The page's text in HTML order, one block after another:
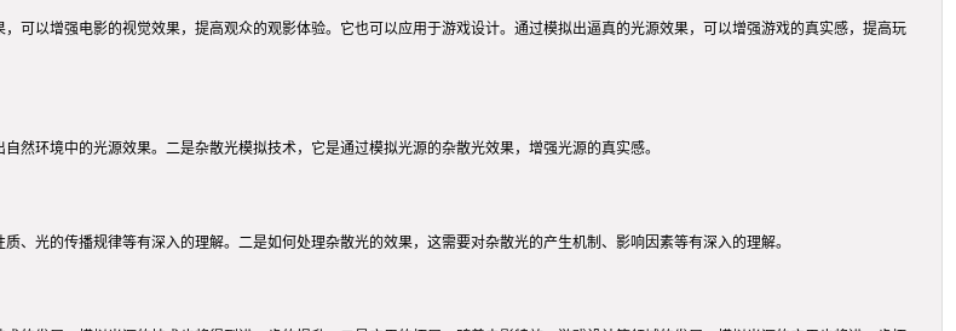
可以增强电影的视觉效果，提高观众的观影体验。它也可以应用于游戏设计。通过模拟出逼真的光源效果，可以增强游戏的真实感，提高玩
环境中的光源效果。二是杂散光模拟技术，它是通过模拟光源的杂散光效果，增强光源的真实感。
光的传播规律等有深入的理解。二是如何处理杂散光的效果，这需要对杂散光的产生机制、影响因素等有深入的理解。